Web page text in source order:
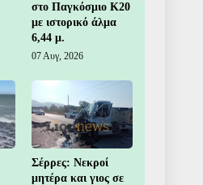
στο Παγκόσμιο Κ20
με ιστορικό άλμα
6,44 μ.
07 Αυγ, 2026
Σέρρες: Νεκροί
μητέρα και γιος σε